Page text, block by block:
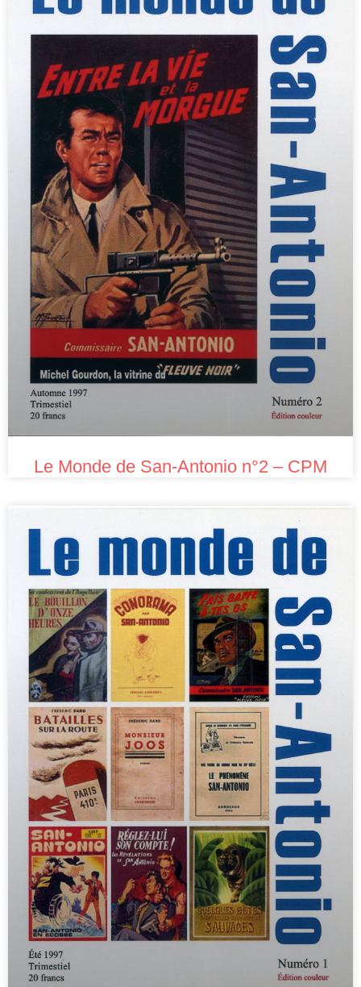
Le Monde de San-Antonio n°2 – CPM